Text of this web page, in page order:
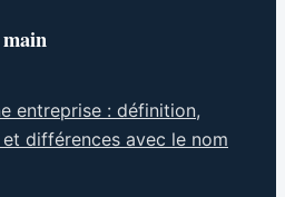
entreprise : définition,
différences avec le nom